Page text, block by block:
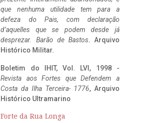
que nenhuma utilidade tem para a
defeza do Pais, com declaração
d’aquelles que se podem desde já
desprezar. Barão de Bastos. Arquivo
Histórico Militar.
Boletim do IHIT, Vol. LVI, 1998 -
Revista aos Fortes que Defendem a
Costa da Ilha Terceira- 1776, Arquivo
Histórico Ultramarino
Forte da Rua Longa